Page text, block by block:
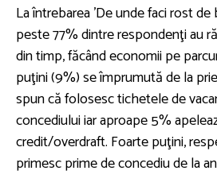
La întrebarea 'De unde faci rost
peste 77% dintre respondenţi au
din timp, făcând economii pe
puţini (9%) se împrumută de la
spun că folosesc tichetele de
concediului iar aproape 5%
credit/overdraft. Foarte puţini,
primesc prime de concediu de la